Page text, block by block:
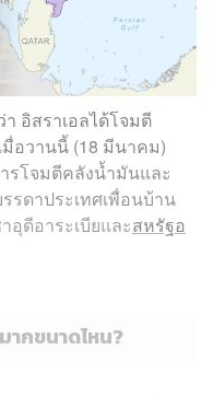
อิสราเอลได้โจมตี
มื่อวานนี้ (18 มีนาคม)
รโจมตีคลังน้ำมันและ
รดาประเทศเพื่อนบ้าน
ดีอาระเบียและสหรัฐอ
กขนาดไหน?